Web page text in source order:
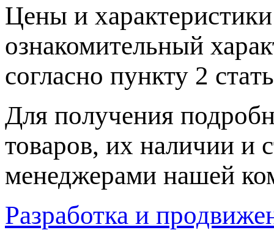
Цeны и
ознакомительный
согласно пункту 2
Для пoлучения
товaров, их нaличии и
менеджерами нашей
Разработка и